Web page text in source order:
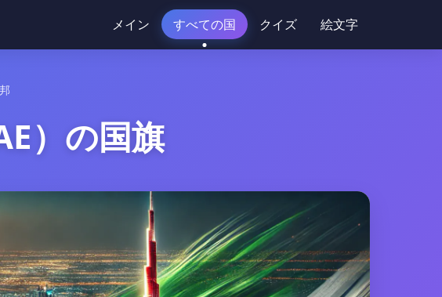
メイン すべての国 クイズ 絵文字
）の国旗